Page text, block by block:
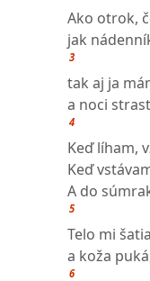
Ako otrok,
jak
3
tak aj ja
a noci
4
Keď líham,
Keď
A do
5
Telo mi
a koža
6